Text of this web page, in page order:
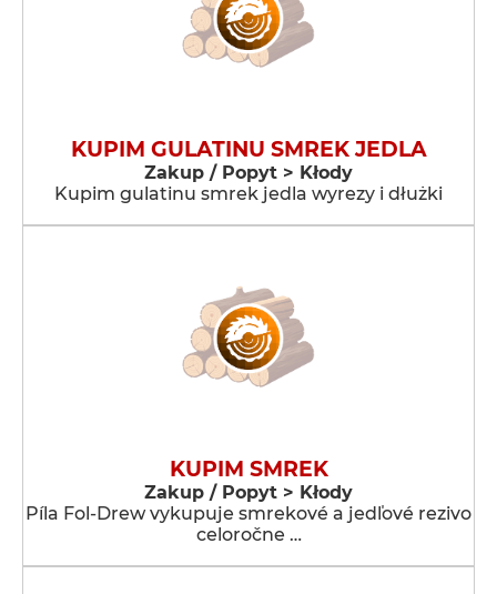
KUPIM GULATINU SMREK JEDLA
Zakup / Popyt > Kłody
Kupim gulatinu smrek jedla wyrezy i dłużki
KUPIM SMREK
Zakup / Popyt > Kłody
Píla Fol-Drew vykupuje smrekové a jedľové rezivo
celoročne …